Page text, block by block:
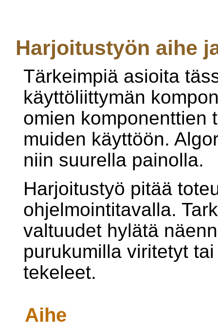
Harjoitustyön aihe
Tärkeimpiä asioita
käyttöliittymän
omien komponenttien
muiden käyttöön.
niin suurella painolla.
Harjoitustyö pitää
ohjelmointitavalla.
valtuudet hylätä
purukumilla viritetyt
tekeleet.
Aihe